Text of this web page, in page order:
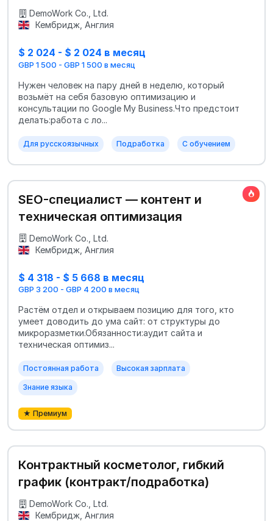
DemoWork Co., Ltd.
Кембридж, Англия
$ 2 024 - $ 2 024 в месяц
GBP 1 500 - GBP 1 500 в месяц
Нужен человек на пару дней в неделю, который
возьмёт на себя базовую оптимизацию и
консультации по Google My Business.Что предстоит
делать:работа с ло...
Для русскоязычных Подработка С обучением
SEO-специалист — контент и
техническая оптимизация
DemoWork Co., Ltd.
Кембридж, Англия
$ 4 318 - $ 5 668 в месяц
GBP 3 200 - GBP 4 200 в месяц
Растём отдел и открываем позицию для того, кто
умеет доводить до ума сайт: от структуры до
микроразметки.Обязанности:аудит сайта и
техническая оптимиз...
Постоянная работа Высокая зарплата
Знание языка
★ Премиум
Контрактный косметолог, гибкий
график (контракт/подработка)
DemoWork Co., Ltd.
Кембридж, Англия